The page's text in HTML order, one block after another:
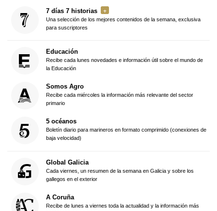
7 días 7 historias
Una selección de los mejores contenidos de la semana, exclusiva
para suscriptores
Educación
Recibe cada lunes novedades e información útil sobre el mundo de
la Educación
Somos Agro
Recibe cada miércoles la información más relevante del sector
primario
5 océanos
Boletín diario para marineros en formato comprimido (conexiones de
baja velocidad)
Global Galicia
Cada viernes, un resumen de la semana en Galicia y sobre los
gallegos en el exterior
A Coruña
Recibe de lunes a viernes toda la actualidad y la información más